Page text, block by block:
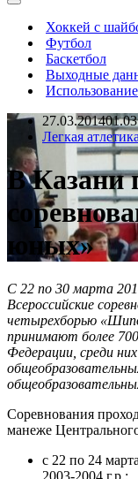
Меню
навигацииХоккей с
Футбол
Баскетбол
Выходные
27.03.2014
Легкая
В Казани
юных»
С 22 по 30 марта
Всероссийские
четырехборью
принимают более
Федерации, среди
Соревнования
манеже
с 22 по 24
2003-2004 г.р.;